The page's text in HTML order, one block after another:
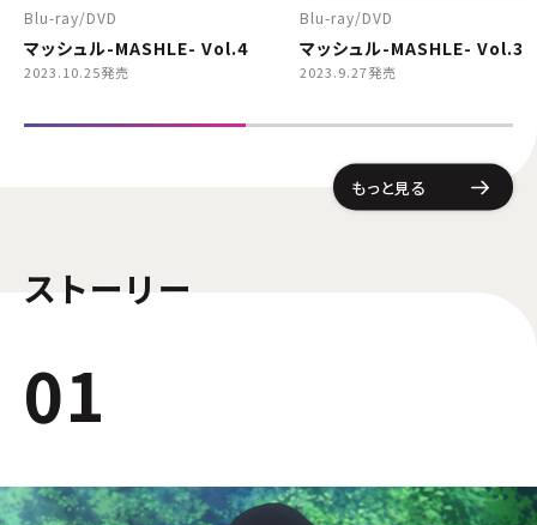
Blu-ray DVD
マッシュル-MASHLE- Vol.4
2023.10.25発売
Blu-ray DVD
マッシュル-MASHLE- Vol.3
2023.9.27発売
もっと見る
ストーリー
01